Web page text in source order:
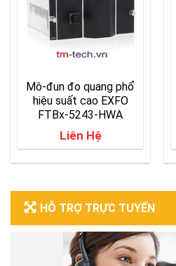
Mô-đun đo quang phổ
hiệu suất cao EXFO
FTBx-5243-HWA
Liên Hệ
HỖ TRỢ TRỰC TUYẾN